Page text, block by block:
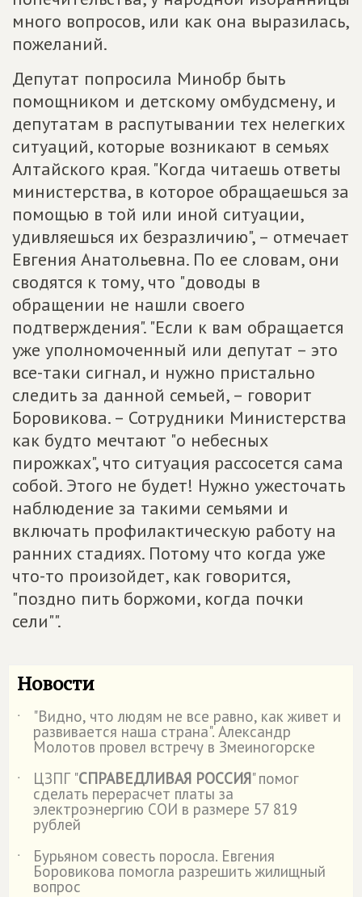
много вопросов, или как она выразилась,
пожеланий.
Депутат попросила Минобр быть
помощником и детскому омбудсмену, и
депутатам в распутывании тех нелегких
ситуаций, которые возникают в семьях
Алтайского края. "Когда читаешь ответы
министерства, в которое обращаешься за
помощью в той или иной ситуации,
удивляешься их безразличию", – отмечает
Евгения Анатольевна. По ее словам, они
сводятся к тому, что "доводы в
обращении не нашли своего
подтверждения". "Если к вам обращается
уже уполномоченный или депутат – это
все-таки сигнал, и нужно пристально
следить за данной семьей, – говорит
Боровикова. – Сотрудники Министерства
как будто мечтают "о небесных
пирожках", что ситуация рассосется сама
собой. Этого не будет! Нужно ужесточать
наблюдение за такими семьями и
включать профилактическую работу на
ранних стадиях. Потому что когда уже
что-то произойдет, как говорится,
"поздно пить боржоми, когда почки
сели"".
Новости
˙ "Видно, что людям не все равно, как живет и
развивается наша страна". Александр
Молотов провел встречу в Змеиногорске
˙
ЦЗПГ "СПРАВЕДЛИВАЯ РОССИЯ" помог
сделать перерасчет платы за
электроэнергию СОИ в размере 57 819
рублей
˙
Бурьяном совесть поросла. Евгения
Боровикова помогла разрешить жилищный
вопрос